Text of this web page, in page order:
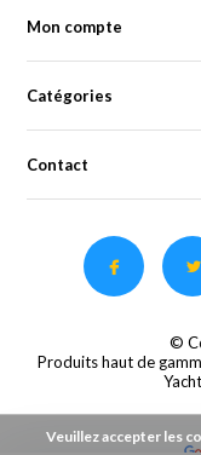
Mon compte
Catégories
Contact
©
Produits haut de
Veuillez accepter les